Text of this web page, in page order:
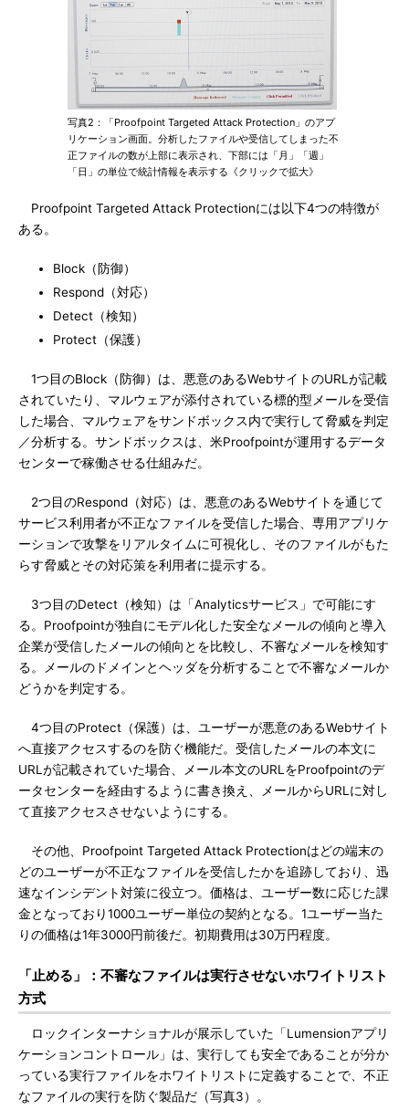
写真2：「Proofpoint Targeted Attack Protection」のアプ
リケーション画面。分析したファイルや受信してしまった不
正ファイルの数が上部に表示され、下部には「月」「週」
「日」の単位で統計情報を表示する《クリックで拡大》
Proofpoint Targeted Attack Protectionには以下4つの特徴が
ある。
Block（防御）
Respond（対応）
Detect（検知）
Protect（保護）
1つ目のBlock（防御）は、悪意のあるWebサイトのURLが記載
されていたり、マルウェアが添付されている標的型メールを受信
した場合、マルウェアをサンドボックス内で実行して脅威を判定
／分析する。サンドボックスは、米Proofpointが運用するデータ
センターで稼働させる仕組みだ。
2つ目のRespond（対応）は、悪意のあるWebサイトを通じて
サービス利用者が不正なファイルを受信した場合、専用アプリケ
ーションで攻撃をリアルタイムに可視化し、そのファイルがもた
らす脅威とその対応策を利用者に提示する。
3つ目のDetect（検知）は「Analyticsサービス」で可能にす
る。Proofpointが独自にモデル化した安全なメールの傾向と導入
企業が受信したメールの傾向とを比較し、不審なメールを検知す
る。メールのドメインとヘッダを分析することで不審なメールか
どうかを判定する。
4つ目のProtect（保護）は、ユーザーが悪意のあるWebサイト
へ直接アクセスするのを防ぐ機能だ。受信したメールの本文に
URLが記載されていた場合、メール本文のURLをProofpointのデ
ータセンターを経由するように書き換え、メールからURLに対し
て直接アクセスさせないようにする。
その他、Proofpoint Targeted Attack Protectionはどの端末の
どのユーザーが不正なファイルを受信したかを追跡しており、迅
速なインシデント対策に役立つ。価格は、ユーザー数に応じた課
金となっており1000ユーザー単位の契約となる。1ユーザー当た
りの価格は1年3000円前後だ。初期費用は30万円程度。
「止める」：不審なファイルは実行させないホワイトリスト
方式
ロックインターナショナルが展示していた「Lumensionアプリ
ケーションコントロール」は、実行しても安全であることが分か
っている実行ファイルをホワイトリストに定義することで、不正
なファイルの実行を防ぐ製品だ（写真3）。